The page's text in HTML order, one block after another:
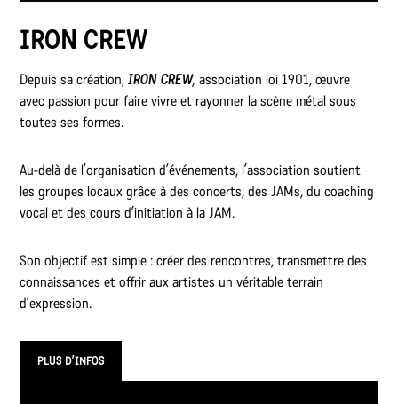
IRON CREW
Depuis sa création,IRON CREW, association loi 1901, œuvre
avec passion pour faire vivre et rayonner la scène métal sous
toutes ses formes.
Au-delà de l’organisation d’événements, l’association soutient
les groupes locaux grâce à des concerts, des JAMs, du coaching
vocal et des cours d’initiation à la JAM.
Son objectif est simple : créer des rencontres, transmettre des
connaissances et offrir aux artistes un véritable terrain
d’expression.
PLUS D’INFOS